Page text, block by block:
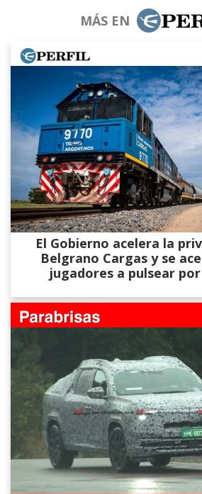
MÁS EN
El Gobierno acelera la
Belgrano Cargas y se
jugadores a pulsear